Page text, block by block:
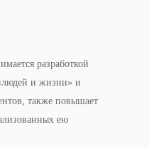
разработкой
и жизни» и
также повышает
ею